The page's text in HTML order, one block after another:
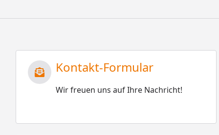
Kontakt-Formular
Wir freuen uns auf Ihre Nachricht!